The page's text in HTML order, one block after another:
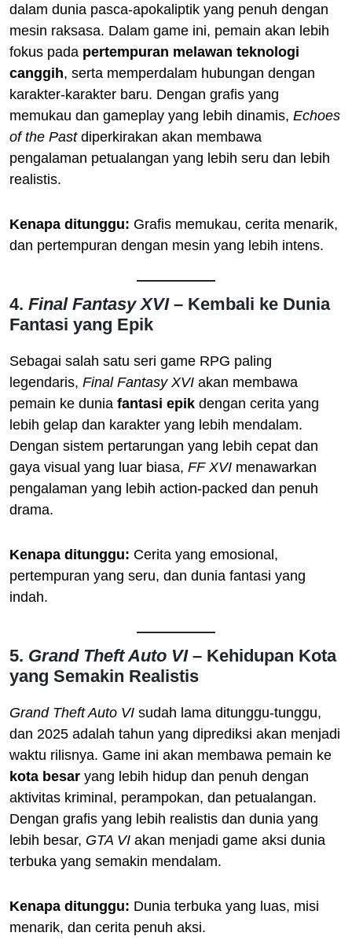
dalam dunia pasca-apokaliptik yang penuh dengan
mesin raksasa. Dalam game ini, pemain akan lebih
fokus pada pertempuran melawan teknologi
canggih, serta memperdalam hubungan dengan
karakter-karakter baru. Dengan grafis yang
memukau dan gameplay yang lebih dinamis, Echoes
of the Pastdiperkirakan akan membawa
pengalaman petualangan yang lebih seru dan lebih
realistis.
Kenapa ditunggu: Grafis memukau, cerita menarik,
dan pertempuran dengan mesin yang lebih intens.
4. Final Fantasy XVI– Kembali ke Dunia
Fantasi yang Epik
Sebagai salah satu seri game RPG paling
legendaris, Final Fantasy XVI akan membawa
pemain ke dunia fantasi epik dengan cerita yang
lebih gelap dan karakter yang lebih mendalam.
Dengan sistem pertarungan yang lebih cepat dan
gaya visual yang luar biasa, FF XVI menawarkan
pengalaman yang lebih action-packed dan penuh
drama.
Kenapa ditunggu: Cerita yang emosional,
pertempuran yang seru, dan dunia fantasi yang
indah.
5. Grand Theft Auto VI– Kehidupan Kota
yang Semakin Realistis
Grand Theft Auto VI sudah lama ditunggu-tunggu,
dan 2025 adalah tahun yang diprediksi akan menjadi
waktu rilisnya. Game ini akan membawa pemain ke
kota besar yang lebih hidup dan penuh dengan
aktivitas kriminal, perampokan, dan petualangan.
Dengan grafis yang lebih realistis dan dunia yang
lebih besar, GTA VI akan menjadi game aksi dunia
terbuka yang semakin mendalam.
Kenapa ditunggu: Dunia terbuka yang luas, misi
menarik, dan cerita penuh aksi.